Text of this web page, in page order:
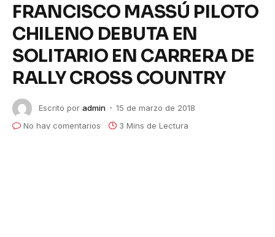
FRANCISCO MASSÚ PILOTO
CHILENO DEBUTA EN
SOLITARIO EN CARRERA DE
RALLY CROSS COUNTRY
Escrito por admin
15 de marzo de 2018
No hay comentarios
3 Mins de Lectura